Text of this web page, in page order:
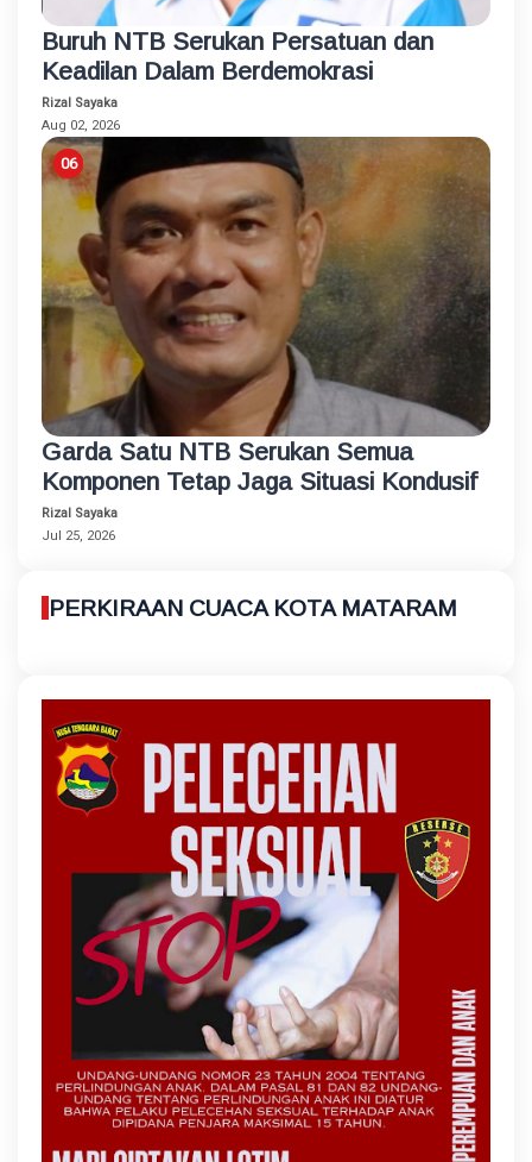
Buruh NTB Serukan Persatuan dan
Keadilan Dalam Berdemokrasi
Rizal Sayaka
Aug 02, 2026
Garda Satu NTB Serukan Semua
Komponen Tetap Jaga Situasi Kondusif
Rizal Sayaka
Jul 25, 2026
PERKIRAAN CUACA KOTA MATARAM